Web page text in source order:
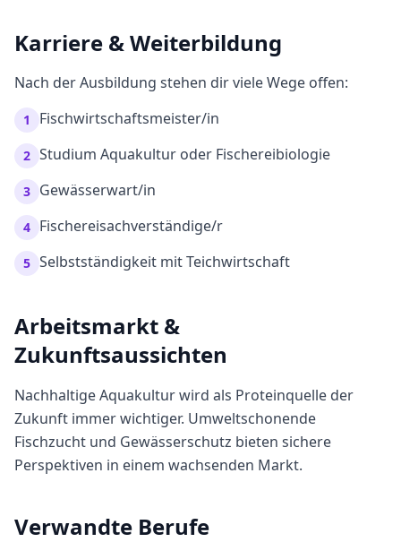
Karriere & Weiterbildung
Nach der Ausbildung stehen dir viele Wege offen:
1 Fischwirtschaftsmeister/in
2 Studium Aquakultur oder Fischereibiologie
3 Gewässerwart/in
4 Fischereisachverständige/r
5 Selbstständigkeit mit Teichwirtschaft
Arbeitsmarkt &
Zukunftsaussichten
Nachhaltige Aquakultur wird als Proteinquelle der
Zukunft immer wichtiger. Umweltschonende
Fischzucht und Gewässerschutz bieten sichere
Perspektiven in einem wachsenden Markt.
Verwandte Berufe